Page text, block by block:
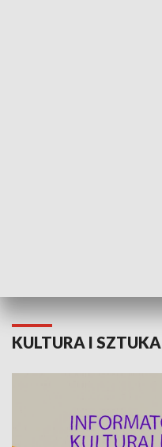
KULTURA I SZTUKA